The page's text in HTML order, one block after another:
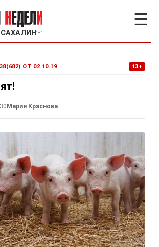
САХАЛИН ﹀
☰
ОТ 02.10.19 13+
Мария Краснова